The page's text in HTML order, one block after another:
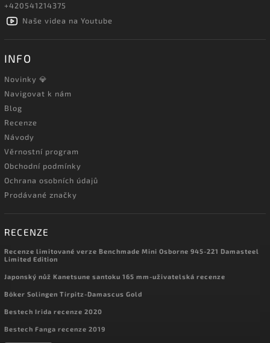
+420541214375
Naše videa na Youtube
INFO
Novinky 💎
Navigovat k nám
Blog
Recenze
Návody
Věrnostní program
Obchodní podmínky
Ochrana osobních údajů
Prodávané značky
RECENZE
Recenze limitované verze Benchmade Mini Osborne 945-221 Damasteel
Limited Edition
Japonský nůž Kanetsune santoku 165 mm-uživatelská recenze
Böker Solingen Tirpitz-Damascus Gold
Bestech Irida recenze 2020
Bestech Fanga recenze 2019